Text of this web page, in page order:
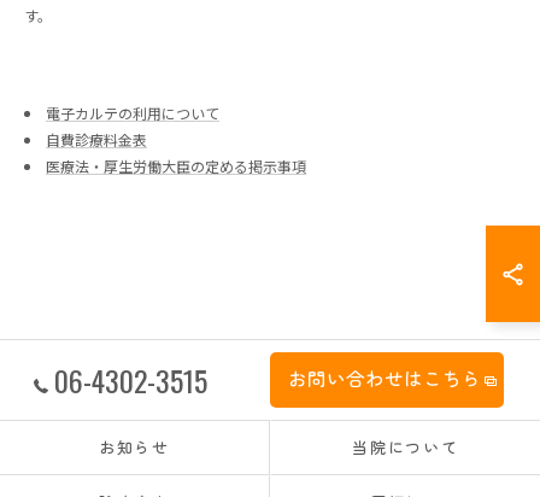
す。
電子カルテの利用について
自費診療料金表
医療法・厚生労働大臣の定める掲示事項
06-4302-3515 お問い合わせはこちら
お知らせ 当院について